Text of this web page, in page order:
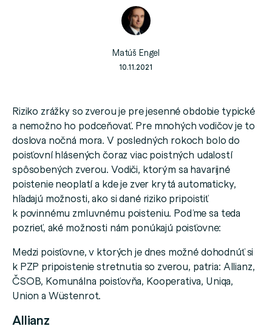
Matúš Engel
10.11.2021
Riziko zrážky so zverou je pre jesenné obdobie typické
a nemožno ho podceňovať. Pre mnohých vodičov je to
doslova nočná mora. V posledných rokoch bolo do
poisťovní hlásených čoraz viac poistných udalostí
spôsobených zverou. Vodiči, ktorým sa havarijné
poistenie neoplatí a kde je zver krytá automaticky,
hľadajú možnosti, ako si dané riziko pripoistiť
k povinnému zmluvnému poisteniu. Poďme sa teda
pozrieť, aké možnosti nám ponúkajú poisťovne:
Medzi poisťovne, v ktorých je dnes možné dohodnúť si
k PZP pripoistenie stretnutia so zverou, patria: Allianz,
ČSOB, Komunálna poisťovňa, Kooperativa, Uniqa,
Union a Wüstenrot.
Allianz